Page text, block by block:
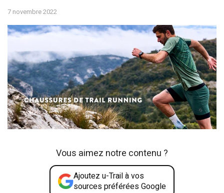
7 novembre 2022
Vous aimez notre contenu ?
Ajoutez u-Trail à vos
sources préférées Google